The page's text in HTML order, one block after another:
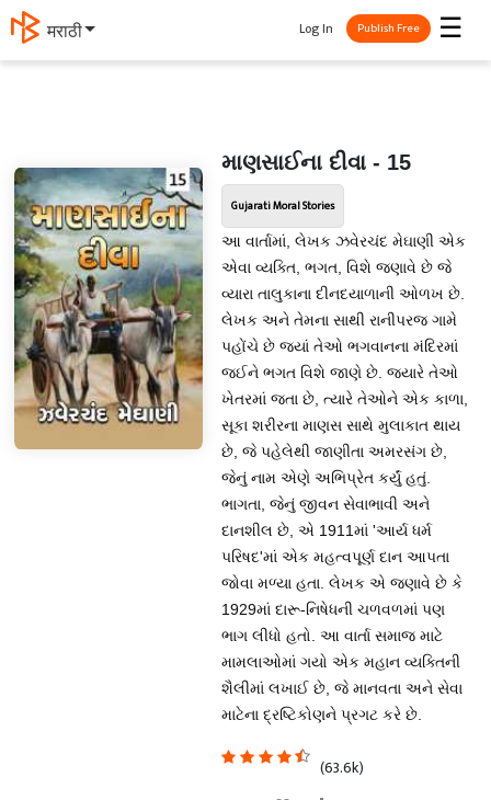
मराठी ☰
Log In Publish Free
માણસાઈના દીવા - 15
Gujarati Moral Stories
આ વાર્તામાં, લેખક ઝવેરચંદ મેઘાણી એક
એવા વ્યક્તિ, ભગત, વિશે જણાવે છે જે
વ્યારા તાલુકાના દીનદયાળાની ઓળખ છે.
લેખક અને તેમના સાથી રાનીપરજ ગામે
પહોંચે છે જ્યાં તેઓ ભગવાનના મંદિરમાં
જઈને ભગત વિશે જાણે છે. જ્યારે તેઓ
ખેતરમાં જતા છે, ત્યારે તેઓને એક કાળા,
સૂકા શરીરના માણસ સાથે મુલાકાત થાય
છે, જે પહેલેથી જાણીતા અમરસંગ છે,
જેનું નામ એણે અભિપ્રેત કર્યું હતું.
ભાગતા, જેનું જીવન સેવાભાવી અને
દાનશીલ છે, એ 1911માં 'આર્ય ધર્મ
પરિષદ'માં એક મહત્વપૂર્ણ દાન આપતા
જોવા મળ્યા હતા. લેખક એ જણાવે છે કે
1929માં દારૂ-નિષેધની ચળવળમાં પણ
ભાગ લીધો હતો. આ વાર્તા સમાજ માટે
મામલાઓમાં ગયો એક મહાન વ્યક્તિની
શૈલીમાં લખાઈ છે, જે માનવતા અને સેવા
માટેના દ્રષ્ટિકોણને પ્રગટ કરે છે.
(63.6k)